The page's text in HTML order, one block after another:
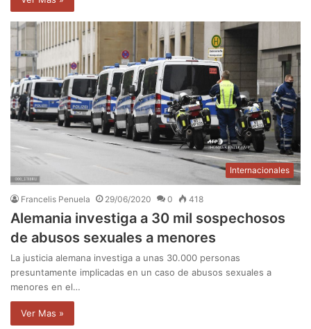
Internacionales
Francelis Penuela 29/06/2020 0 418
Alemania investiga a 30 mil sospechosos
de abusos sexuales a menores
La justicia alemana investiga a unas 30.000 personas
presuntamente implicadas en un caso de abusos sexuales a
menores en el…
Ver Mas »